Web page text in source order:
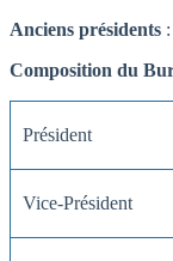
Anciens présidents
Composition du
Président
Vice-Président